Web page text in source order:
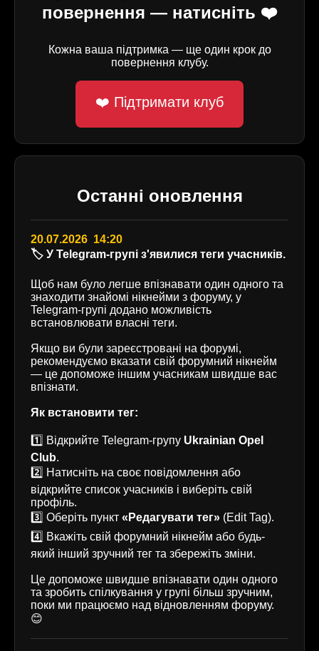
повернення — натисніть ❤️
Кожна ваша підтримка — ще один крок до
повернення клубу.
❤️ Підтримати клуб
Останні оновлення
20.07.2026 14:20
🏷️ У Telegram-групі з'явилися теги учасників.
Щоб нам було легше впізнавати один одного та
знаходити знайомі нікнейми з форуму, у
Telegram-групі додано можливість
встановлювати власні теги.
Якщо ви були зареєстровані на форумі,
рекомендуємо вказати свій форумний нікнейм
— це допоможе іншим учасникам швидше вас
впізнати.
Як встановити тег:
1️⃣ Відкрийте Telegram-групу Ukrainian Opel
Club.
2️⃣ Натисніть на своє повідомлення або
відкрийте список учасників і виберіть свій
профіль.
3️⃣ Оберіть пункт «Редагувати тег» (Edit Tag).
4️⃣ Вкажіть свій форумний нікнейм або будь-
який інший зручний тег та збережіть зміни.
Це допоможе швидше впізнавати один одного
та зробить спілкування у групі більш зручним,
поки ми працюємо над відновленням форуму.
😊